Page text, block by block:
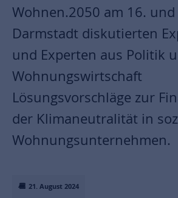
21. August 2024
Wohnen.2050 am 16.
Darmstadt diskutierten
und Experten aus Politik
Wohnungswirtschaft
Lösungsvorschläge zur
der Klimaneutralität in
Wohnungsunternehmen.